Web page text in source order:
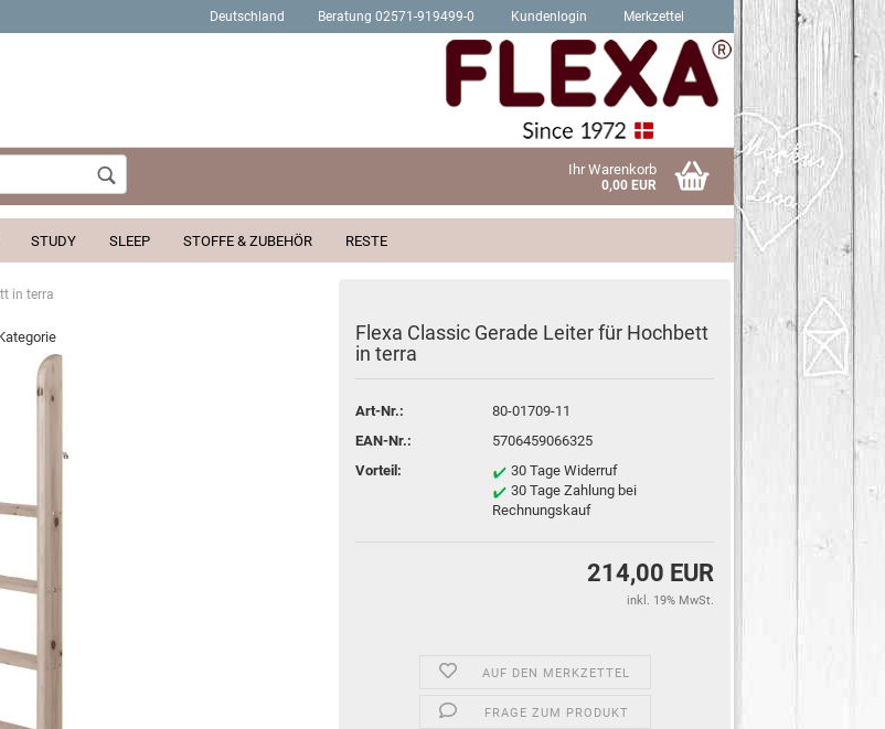
Deutschland Beratung 02571-919499-0 Kundenlogin
Konto erstellen
Passwort vergessen?
Merkzettel
Ihr Warenkorb
0,00 EUR
STUDY SLEEP STOFFE & ZUBEHÖR RESTE
Schrauben für Hit Produkte
in terra
Flexa Classic Gerade Leiter für Hochbett
in terra
Art-Nr.:
80-01709-11
EAN-Nr.:
5706459066325
Vorteil:
30 Tage Widerruf
30 Tage Zahlung bei
Rechnungskauf
214,00 EUR
inkl. 19% MwSt.
AUF DEN MERKZETTEL
FRAGE ZUM PRODUKT